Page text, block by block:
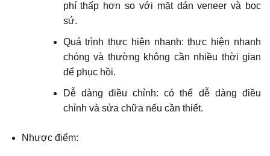
phí thấp hơn so với mặt dán veneer và bọc
sứ.
Quá trình thực hiện nhanh: thực hiện nhanh
chóng và thường không cần nhiều thời gian
để phục hồi.
Dễ dàng điều chỉnh: có thể dễ dàng điều
chỉnh và sửa chữa nếu cần thiết.
Nhược điểm: